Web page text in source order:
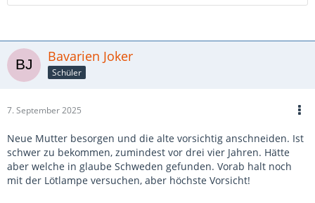
Bavarien Joker
Schüler
7. September 2025
Neue Mutter besorgen und die alte vorsichtig anschneiden. Ist
schwer zu bekommen, zumindest vor drei vier Jahren. Hätte
aber welche in glaube Schweden gefunden. Vorab halt noch
mit der Lötlampe versuchen, aber höchste Vorsicht!